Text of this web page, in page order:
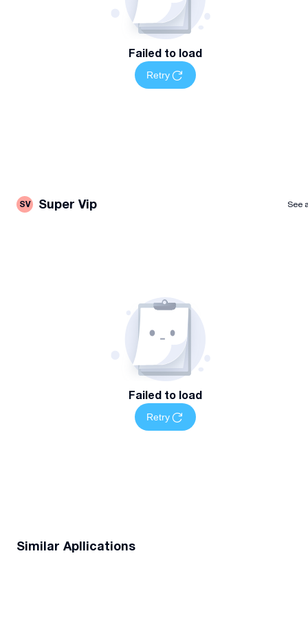
Failed to load
Retry
SV Super Vip See
Failed to load
Retry
Similar Apllications